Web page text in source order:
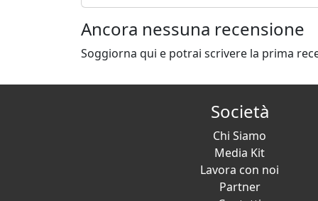
Ancora nessuna recensione
Soggiorna qui e potrai scrivere la prima
Società
Chi Siamo
Media Kit
Lavora con noi
Partner